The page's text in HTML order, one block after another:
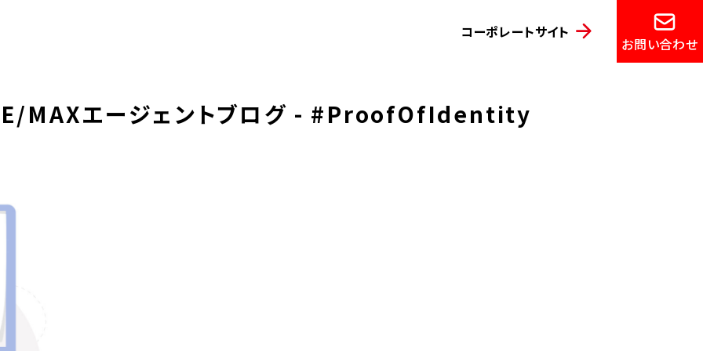
コーポレートサイト
お問い合わせ
MAXエージェントブログ - #ProofOfIdentity